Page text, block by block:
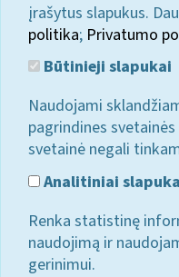
įrašytus slapukus.
politika; Privatumo
Būtinieji slapukai
Naudojami
pagrindines
svetainė negali
Analitiniai
Renka statistinę
naudojimą ir
gerinimui.